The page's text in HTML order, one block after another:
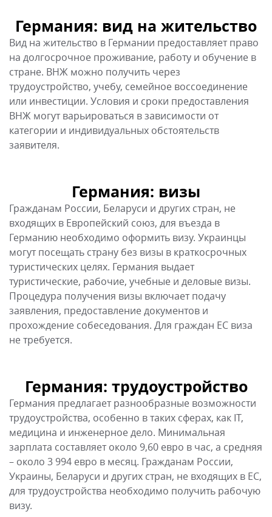
Германия: визы
Гражданам России, Беларуси и других стран, не
входящих в Европейский союз, для въезда в
Германию необходимо оформить визу. Украинцы
могут посещать страну без визы в краткосрочных
туристических целях. Германия выдает
туристические, рабочие, учебные и деловые визы.
Процедура получения визы включает подачу
заявления, предоставление документов и
Германия: трудоустройство
Германия предлагает разнообразные возможности
трудоустройства, особенно в таких сферах, как IT,
медицина и инженерное дело. Минимальная
зарплата составляет около 9,60 евро в час, а средняя
– около 3 994 евро в месяц. Гражданам России,
Украины, Беларуси и других стран, не входящих в ЕС,
для трудоустройства необходимо получить рабочую
визу.
Германия: лечение и роды
Германия известна своей высококачественной
системой здравоохранения, которая предлагает
доступное и эффективное медицинское
обслуживание. Многие иностранцы приезжают в
Германию для лечения и родов, привлекаемые
качеством медицинских услуг и современными
медицинскими технологиями.